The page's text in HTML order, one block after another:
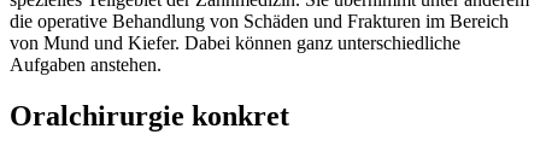
die operative Behandlung von Schäden und Frakturen im Bereich
von Mund und Kiefer. Dabei können ganz unterschiedliche
Aufgaben anstehen.
Oralchirurgie konkret